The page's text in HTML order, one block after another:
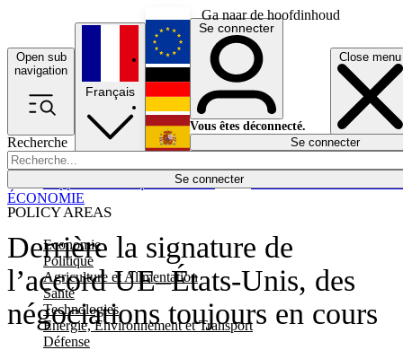
Ga naar de hoofdinhoud
Open sub
navigation
Close menu
Recherche
Se connecter
POLICY AREAS
Economie
Politique
Agriculture et Alimentation
Santé
Technologies
Energie, Environnement et Transport
Défense
Économie
Français
English
Deutsch
Español
Se connecter
Vous êtes déconnecté.
Se connecter
Derrière la signature de
l’accord UE–États-Unis, des
négociations toujours en cours
ÉCONOMIE